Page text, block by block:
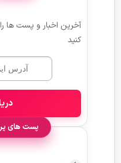
آخرین اخبار و پست ها
کنید
پست های